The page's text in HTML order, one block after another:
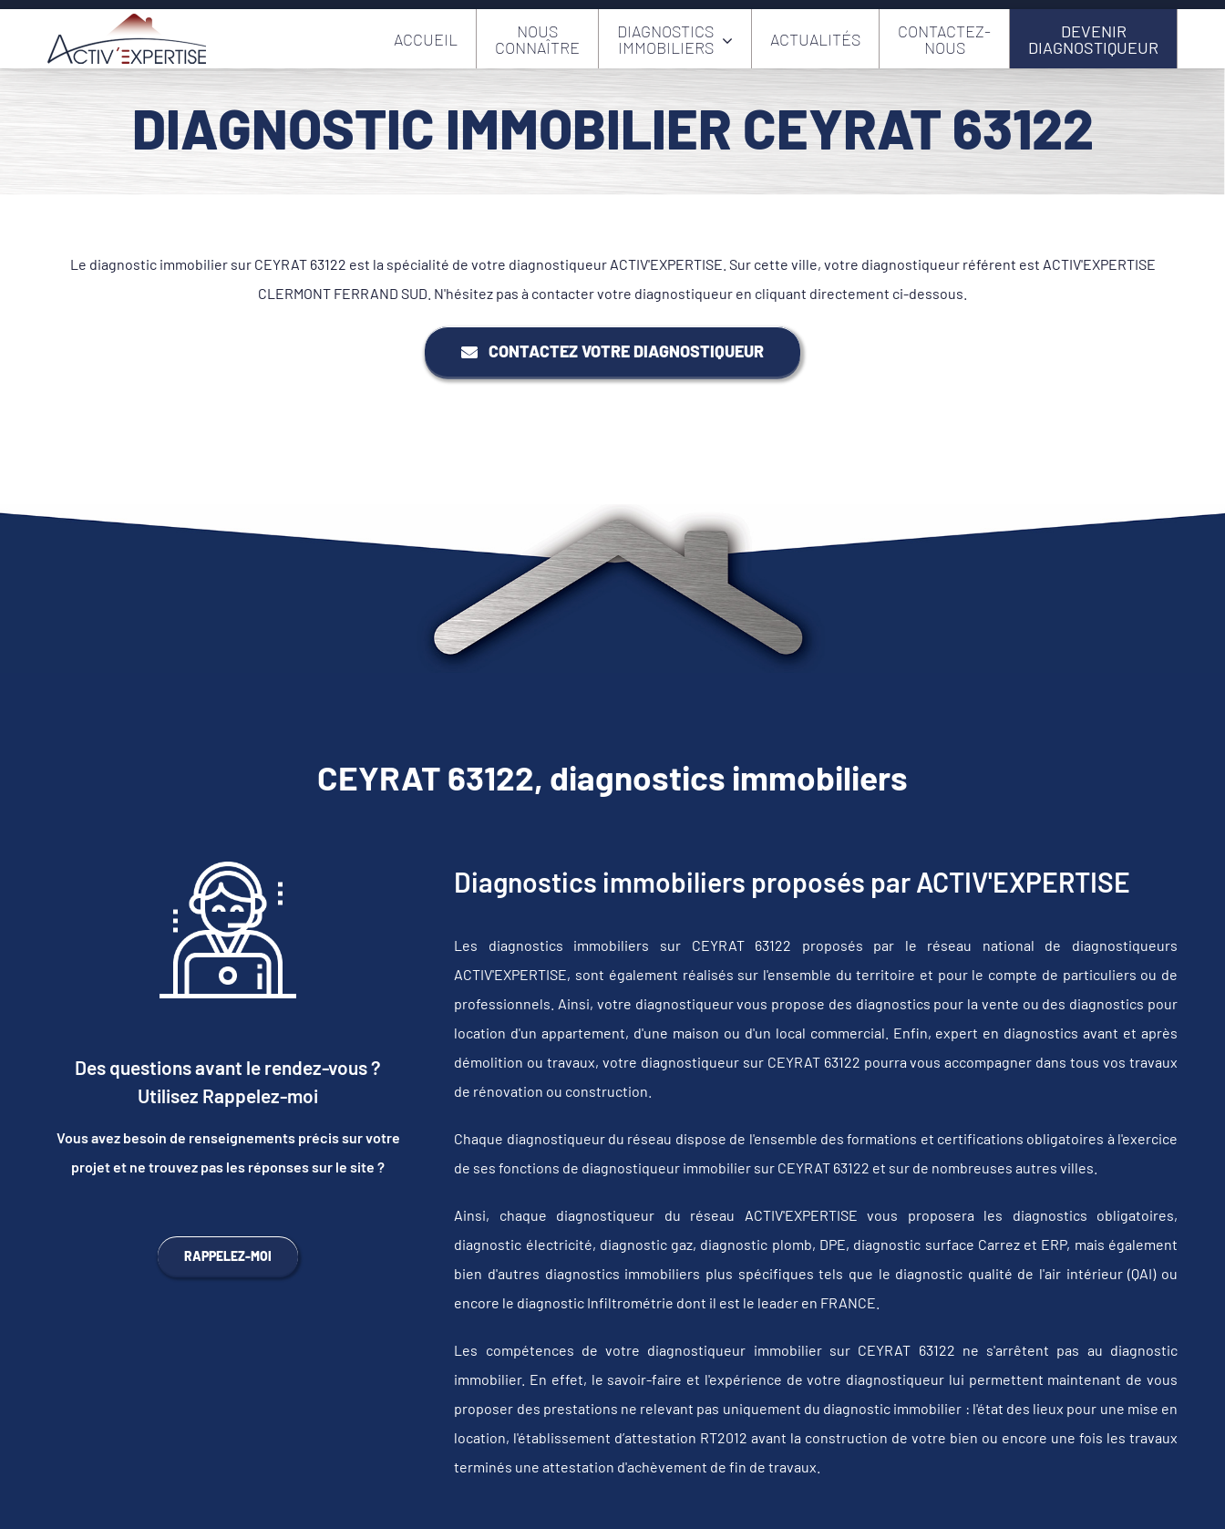
Passer
contenu
ACCUEIL
NOUS
CONNAÎTRE
DIAGNOSTICS
IMMOBILIERS
ACTUALITÉS
CONTACTEZ-
NOUS
DEVENIR
DIAGNOSTIQUEUR
DIAGNOSTIC IMMOBILIER CEYRAT 63122
Le diagnostic immobilier sur CEYRAT 63122 est la spécialité de votre diagnostiqueur ACTIV'EXPERTISE. Sur cette ville, votre diagnostiqueur référent est ACTIV'EXPERTISE
CLERMONT FERRAND SUD. N'hésitez pas à contacter votre diagnostiqueur en cliquant directement ci-dessous.
CONTACTEZ VOTRE DIAGNOSTIQUEUR
CEYRAT 63122, diagnostics immobiliers
Des questions avant le rendez-vous ?
Utilisez Rappelez-moi
Vous avez besoin de renseignements précis sur votre
projet et ne trouvez pas les réponses sur le site ?
RAPPELEZ-MOI
Diagnostics immobiliers proposés par ACTIV'EXPERTISE
Les diagnostics immobiliers sur CEYRAT 63122 proposés par le réseau national de diagnostiqueurs
ACTIV'EXPERTISE, sont également réalisés sur l'ensemble du territoire et pour le compte de particuliers ou de
professionnels. Ainsi, votre diagnostiqueur vous propose des diagnostics pour la vente ou des diagnostics pour
location d'un appartement, d'une maison ou d'un local commercial. Enfin, expert en diagnostics avant et après
démolition ou travaux, votre diagnostiqueur sur CEYRAT 63122 pourra vous accompagner dans tous vos travaux
de rénovation ou construction.
Chaque diagnostiqueur du réseau dispose de l'ensemble des formations et certifications obligatoires à l'exercice
de ses fonctions de diagnostiqueur immobilier sur CEYRAT 63122 et sur de nombreuses autres villes.
Ainsi, chaque diagnostiqueur du réseau ACTIV'EXPERTISE vous proposera les diagnostics obligatoires,
diagnostic électricité, diagnostic gaz, diagnostic plomb, DPE, diagnostic surface Carrez et ERP, mais également
bien d'autres diagnostics immobiliers plus spécifiques tels que le diagnostic qualité de l'air intérieur (QAI) ou
encore le diagnostic Infiltrométrie dont il est le leader en FRANCE.
Les compétences de votre diagnostiqueur immobilier sur CEYRAT 63122 ne s'arrêtent pas au diagnostic
immobilier. En effet, le savoir-faire et l'expérience de votre diagnostiqueur lui permettent maintenant de vous
proposer des prestations ne relevant pas uniquement du diagnostic immobilier : l'état des lieux pour une mise en
location, l'établissement d’attestation RT2012 avant la construction de votre bien ou encore une fois les travaux
terminés une attestation d'achèvement de fin de travaux.